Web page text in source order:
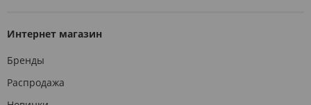
Интернет магазин
Бренды
Распродажа